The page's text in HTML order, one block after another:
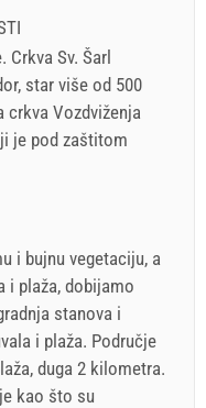
Sv. Šarl
star više od 500
crkva Vozdviženja
je pod zaštitom
i bujnu vegetaciju, a
i plaža, dobijamo
stanova i
i plaža. Područje
duga 2 kilometra.
kao što su